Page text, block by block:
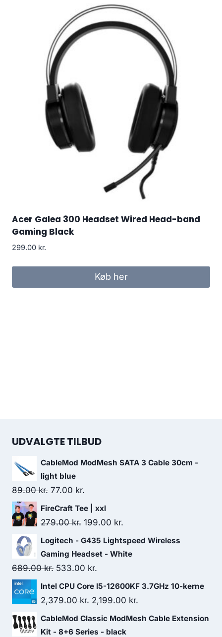
Acer Galea 300 Headset Wired Head-band
Gaming Black
299.00 kr.
Køb her
UDVALGTE TILBUD
CableMod ModMesh SATA 3 Cable 30cm -
light blue
89.00kr. Original
price
was:
77.00 kr.
price
is:
FireCraft Tee | xxl
279.00kr. Original
price
was:
279.00 kr..
199.00 kr.
price
is:
Logitech - G435 Lightspeed Wireless
Gaming Headset - White
689.00kr. Original
price
was:
533.00 kr.
price
is:
Intel CPU Core I5-12600KF 3.7GHz 10-kerne
2,379.00kr. Original
price
was:
2,199.00 kr.
price
CableMod Classic ModMesh Cable Extension
Kit - 8+6 Series - black